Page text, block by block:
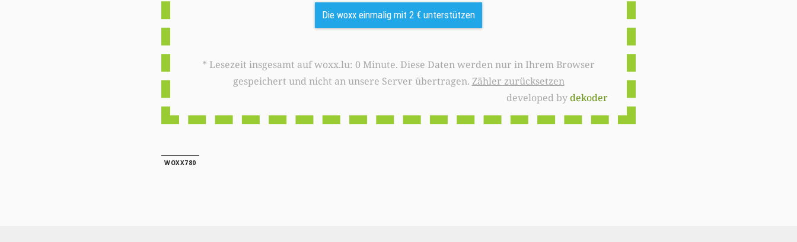
Die woxx einmalig mit 2 € unterstützen
* Lesezeit insgesamt auf woxx.lu: 0 Minute. Diese Daten werden nur in Ihrem Browser
gespeichert und nicht an unsere Server übertragen. Zähler zurücksetzen
developed bydekoder
WOXX780